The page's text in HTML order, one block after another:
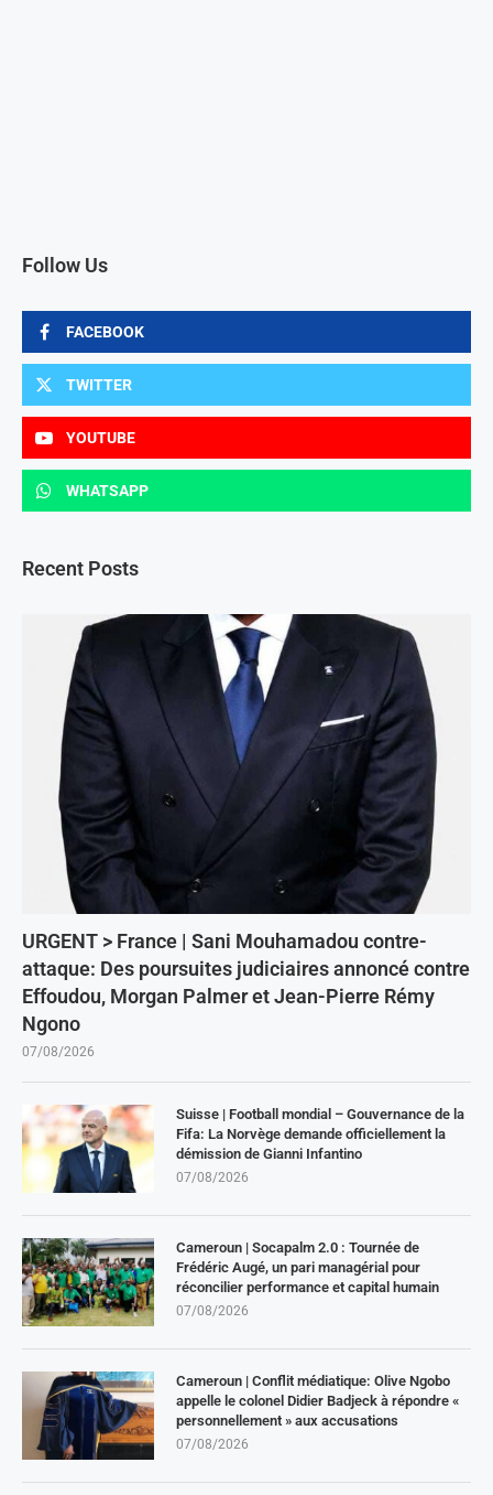
Follow Us
FACEBOOK
TWITTER
YOUTUBE
WHATSAPP
Recent Posts
URGENT > France | Sani Mouhamadou contre-
attaque: Des poursuites judiciaires annoncé contre
Effoudou, Morgan Palmer et Jean-Pierre Rémy
Ngono
07/08/2026
Suisse | Football mondial – Gouvernance de la
Fifa: La Norvège demande officiellement la
démission de Gianni Infantino
07/08/2026
Cameroun | Socapalm 2.0 : Tournée de
Frédéric Augé, un pari managérial pour
réconcilier performance et capital humain
07/08/2026
Cameroun | Conflit médiatique: Olive Ngobo
appelle le colonel Didier Badjeck à répondre «
personnellement » aux accusations
07/08/2026